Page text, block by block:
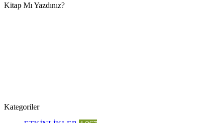
Kitap Mı Yazdınız?
Kategoriler